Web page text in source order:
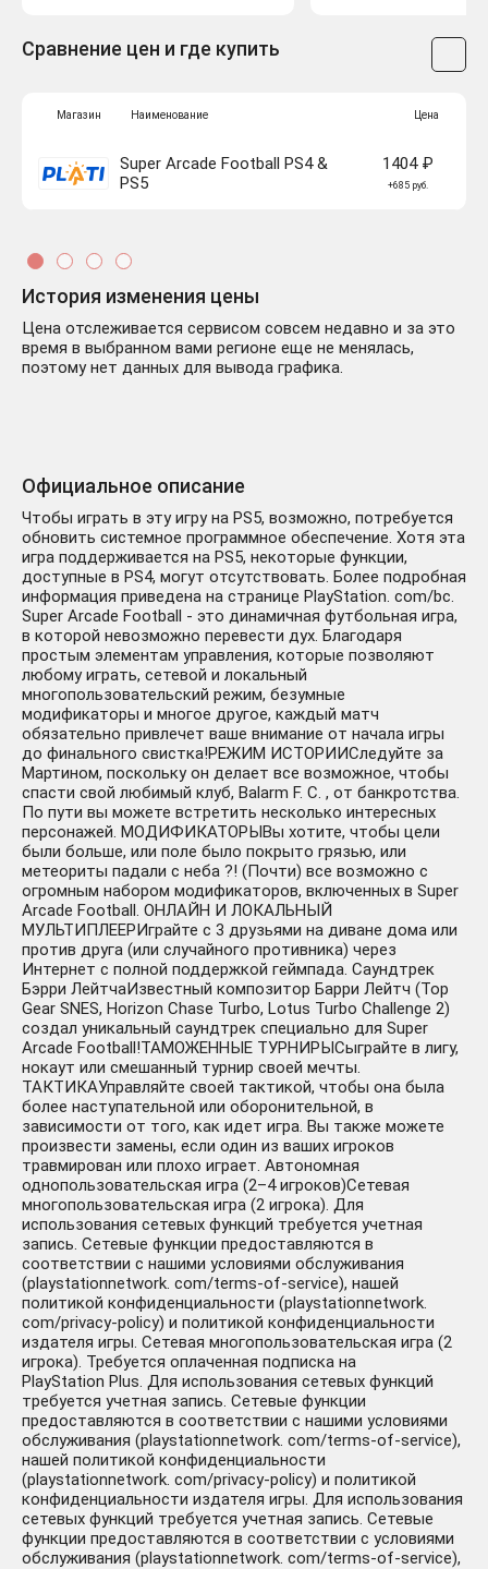
Сравнение цен и где купить
Магазин Наименование Цена
Super Arcade Football PS4 &
PS5
1404 ₽
+685 руб.
История изменения цены
Цена отслеживается сервисом совсем недавно и за это
время в выбранном вами регионе еще не менялась,
поэтому нет данных для вывода графика.
Официальное описание
Чтобы играть в эту игру на PS5, возможно, потребуется
обновить системное программное обеспечение. Хотя эта
игра поддерживается на PS5, некоторые функции,
доступные в PS4, могут отсутствовать. Более подробная
информация приведена на странице PlayStation. com/bc.
Super Arcade Football - это динамичная футбольная игра,
в которой невозможно перевести дух. Благодаря
простым элементам управления, которые позволяют
любому играть, сетевой и локальный
многопользовательский режим, безумные
модификаторы и многое другое, каждый матч
обязательно привлечет ваше внимание от начала игры
до финального свистка!РЕЖИМ ИСТОРИИСледуйте за
Мартином, поскольку он делает все возможное, чтобы
спасти свой любимый клуб, Balarm F. C. , от банкротства.
По пути вы можете встретить несколько интересных
персонажей. МОДИФИКАТОРЫВы хотите, чтобы цели
были больше, или поле было покрыто грязью, или
метеориты падали с неба ?! (Почти) все возможно с
огромным набором модификаторов, включенных в Super
Arcade Football. ОНЛАЙН И ЛОКАЛЬНЫЙ
МУЛЬТИПЛЕЕРИграйте с 3 друзьями на диване дома или
против друга (или случайного противника) через
Интернет с полной поддержкой геймпада. Саундтрек
Бэрри ЛейтчаИзвестный композитор Барри Лейтч (Top
Gear SNES, Horizon Chase Turbo, Lotus Turbo Challenge 2)
создал уникальный саундтрек специально для Super
Arcade Football!ТАМОЖЕННЫЕ ТУРНИРЫСыграйте в лигу,
нокаут или смешанный турнир своей мечты.
ТАКТИКАУправляйте своей тактикой, чтобы она была
более наступательной или оборонительной, в
зависимости от того, как идет игра. Вы также можете
произвести замены, если один из ваших игроков
травмирован или плохо играет. Автономная
однопользовательская игра (2–4 игроков)Сетевая
многопользовательская игра (2 игрока). Для
использования сетевых функций требуется учетная
запись. Сетевые функции предоставляются в
соответствии с нашими условиями обслуживания
(playstationnetwork. com/terms-of-service), нашей
политикой конфиденциальности (playstationnetwork.
com/privacy-policy) и политикой конфиденциальности
издателя игры. Сетевая многопользовательская игра (2
игрока). Требуется оплаченная подписка на
PlayStation Plus. Для использования сетевых функций
требуется учетная запись. Сетевые функции
предоставляются в соответствии с нашими условиями
обслуживания (playstationnetwork. com/terms-of-service),
нашей политикой конфиденциальности
(playstationnetwork. com/privacy-policy) и политикой
конфиденциальности издателя игры. Для использования
сетевых функций требуется учетная запись. Сетевые
функции предоставляются в соответствии с условиями
обслуживания (playstationnetwork. com/terms-of-service),